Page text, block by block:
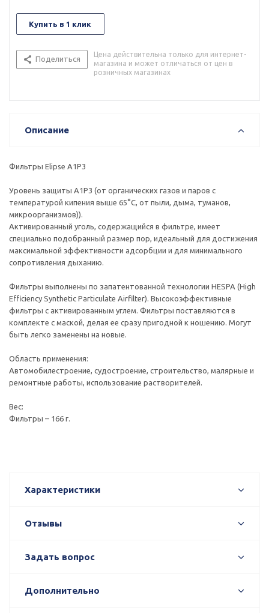
Купить в 1 клик
Поделиться
Цена действительна только для интернет-
магазина и может отличаться от цен в
розничных магазинах
Описание
Фильтры Elipse А1Р3
Уровень защиты А1P3 (от органических газов и паров с
температурой кипения выше 65°С, от пыли, дыма, туманов,
микроорганизмов)).
Активированный уголь, содержащийся в фильтре, имеет
специально подобранный размер пор, идеальный для достижения
максимальной эффективности адсорбции и для минимального
сопротивления дыханию.
Фильтры выполнены по запатентованной технологии HESPA (High
Efficiency Synthetic Particulate Airfilter). Высокоэффективные
фильтры с активированным углем. Фильтры поставляются в
комплекте с маской, делая ее сразу пригодной к ношению. Могут
быть легко заменены на новые.
Область применения:
Автомобилестроение, судостроение, строительство, малярные и
ремонтные работы, использование растворителей.
Вес:
Фильтры – 166 г.
Характеристики
Отзывы
Задать вопрос
Дополнительно